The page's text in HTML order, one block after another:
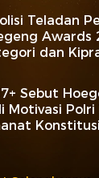
Teladan
Awards
dan
Sebut
Motivasi Polri
Konstitusi